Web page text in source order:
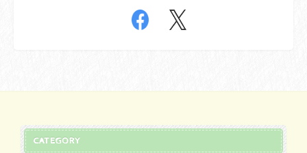
CATEGORY